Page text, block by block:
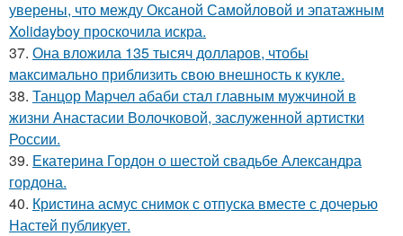
уверены, что между Оксаной Самойловой и эпатажным
Xolidayboy проскочила искра.
37. Она вложила 135 тысяч долларов, чтобы
максимально приблизить свою внешность к кукле.
38. Танцор Марчел абаби стал главным мужчиной в
жизни Анастасии Волочковой, заслуженной артистки
России.
39. Екатерина Гордон о шестой свадьбе Александра
гордона.
40. Кристина асмус снимок с отпуска вместе с дочерью
Настей публикует.